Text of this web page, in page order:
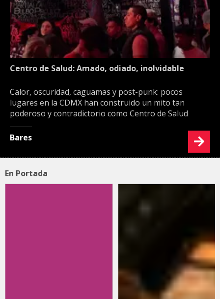
Centro de Salud: Amado, odiado, inolvidable
Calor, oscuridad, caguamas y post-punk: pocos
lugares en la CDMX han construido un mito tan
poderoso y contradictorio como Centro de Salud
Bares
En Portada